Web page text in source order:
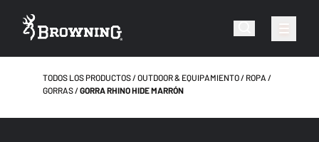
TODOS LOS PRODUCTOS OUTDOOR & EQUIPAMIENTO
ROPA
GORRAS
GORRA RHINO HIDE MARRÓN